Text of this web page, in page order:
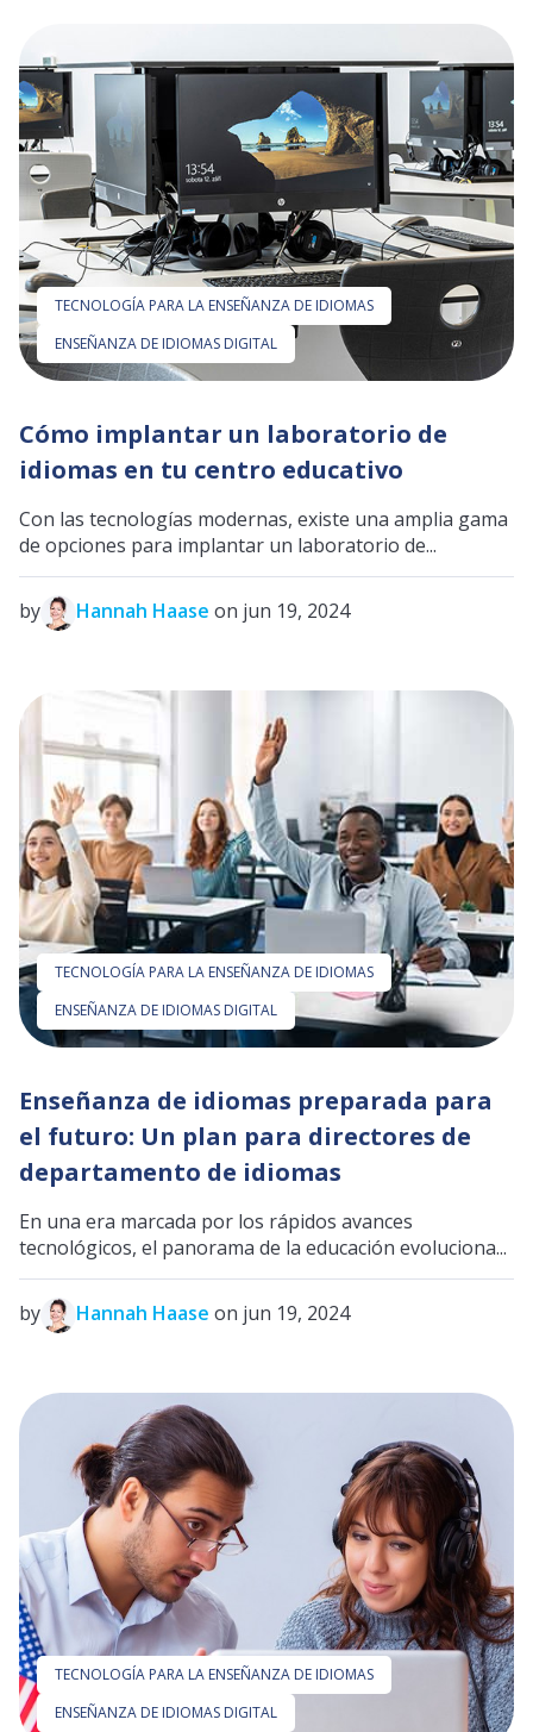
TECNOLOGÍA PARA LA ENSEÑANZA DE IDIOMAS
ENSEÑANZA DE IDIOMAS DIGITAL
Cómo implantar un laboratorio de
idiomas en tu centro educativo
Con las tecnologías modernas, existe una amplia gama
de opciones para implantar un laboratorio de...
by Hannah Haase on jun 19, 2024
TECNOLOGÍA PARA LA ENSEÑANZA DE IDIOMAS
ENSEÑANZA DE IDIOMAS DIGITAL
Enseñanza de idiomas preparada para
el futuro: Un plan para directores de
departamento de idiomas
En una era marcada por los rápidos avances
tecnológicos, el panorama de la educación evoluciona...
by Hannah Haase on jun 19, 2024
TECNOLOGÍA PARA LA ENSEÑANZA DE IDIOMAS
ENSEÑANZA DE IDIOMAS DIGITAL